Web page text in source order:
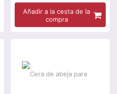
Añadir a la cesta de la
compra